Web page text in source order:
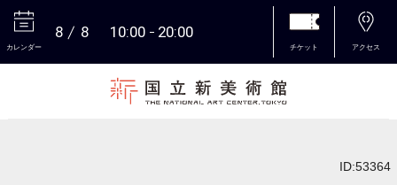
カレンダー
8 8 10:00 20:00
チケット アクセス
ID:53364